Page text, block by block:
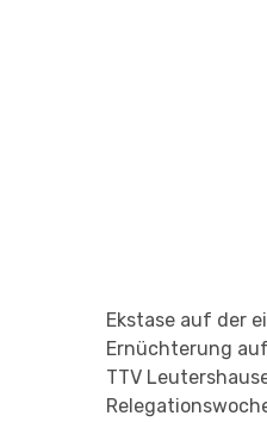
Ekstase auf der
Ernüchterung
TTV